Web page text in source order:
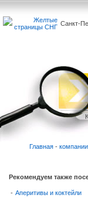
Санкт-
Главная - компании
Рекомендуем также
- Аперитивы и коктейли